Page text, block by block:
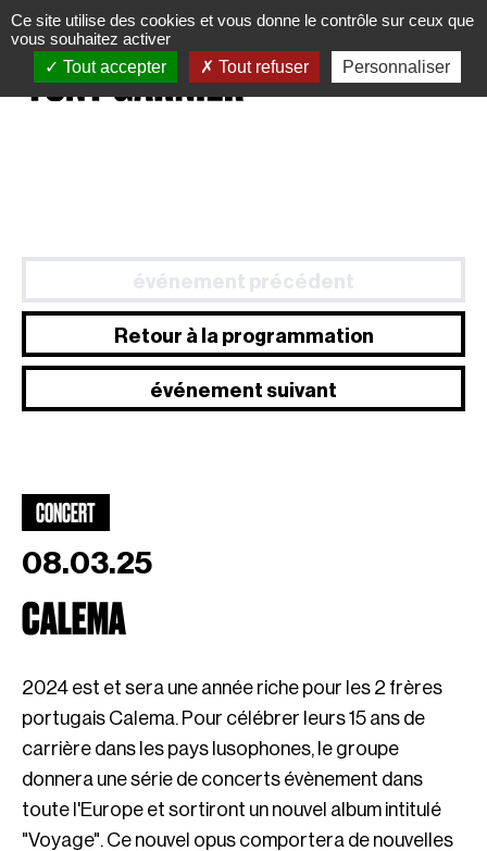
événement précédent
Retour à la programmation
événement suivant
CONCERT
08.03.25
CALEMA
2024 est et sera une année riche pour les 2 frères
portugais Calema. Pour célébrer leurs 15 ans de
carrière dans les pays lusophones, le groupe
donnera une série de concerts évènement dans
toute l'Europe et sortiront un nouvel album intitulé
"Voyage". Ce nouvel opus comportera de nouvelles
Panneau de gestion des cookies
Ce site utilise des cookies et vous donne le contrôle sur ceux que
vous souhaitez activer
Tout accepter
Tout refuser Personnaliser